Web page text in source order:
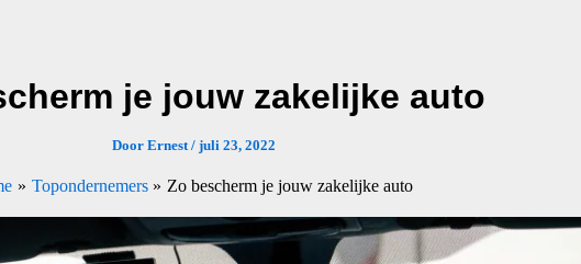
je jouw zakelijke auto
Door Ernest/ juli 23, 2022
Topondernemers Zo bescherm je jouw zakelijke auto